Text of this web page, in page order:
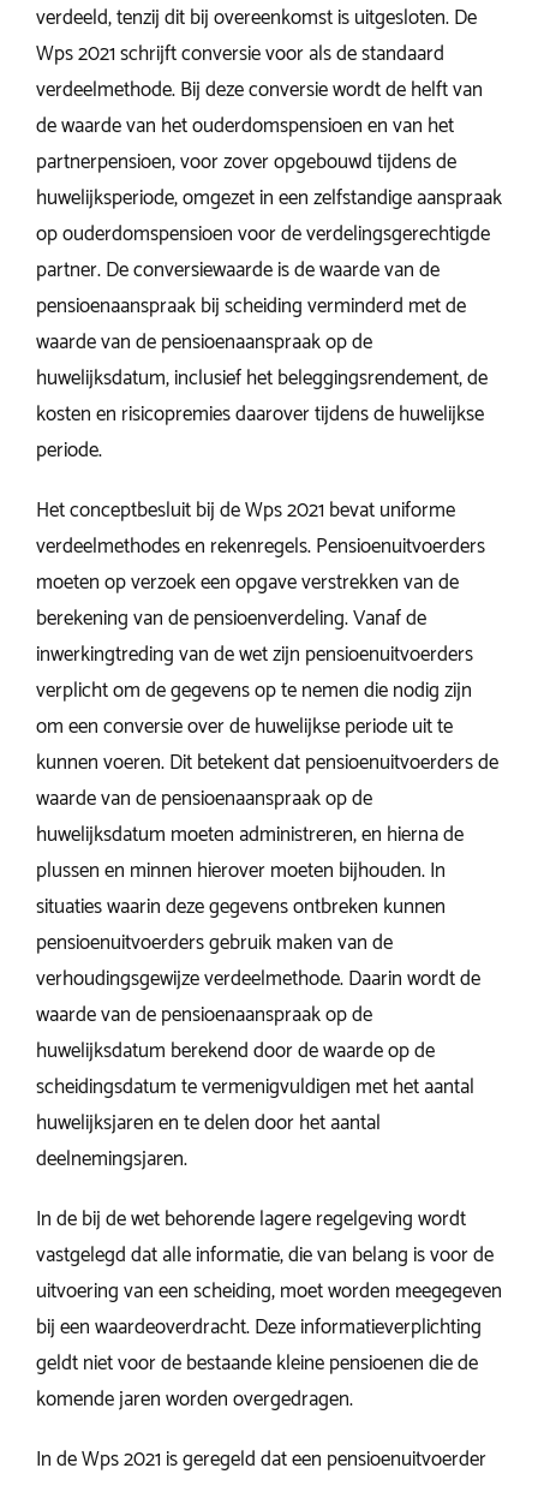
verdeeld, tenzij dit bij overeenkomst is uitgesloten. De
Wps 2021 schrijft conversie voor als de standaard
verdeelmethode. Bij deze conversie wordt de helft van
de waarde van het ouderdomspensioen en van het
partnerpensioen, voor zover opgebouwd tijdens de
huwelijksperiode, omgezet in een zelfstandige aanspraak
op ouderdomspensioen voor de verdelingsgerechtigde
partner. De conversiewaarde is de waarde van de
pensioenaanspraak bij scheiding verminderd met de
waarde van de pensioenaanspraak op de
huwelijksdatum, inclusief het beleggingsrendement, de
kosten en risicopremies daarover tijdens de huwelijkse
periode.
Het conceptbesluit bij de Wps 2021 bevat uniforme
verdeelmethodes en rekenregels. Pensioenuitvoerders
moeten op verzoek een opgave verstrekken van de
berekening van de pensioenverdeling. Vanaf de
inwerkingtreding van de wet zijn pensioenuitvoerders
verplicht om de gegevens op te nemen die nodig zijn
om een conversie over de huwelijkse periode uit te
kunnen voeren. Dit betekent dat pensioenuitvoerders de
waarde van de pensioenaanspraak op de
huwelijksdatum moeten administreren, en hierna de
plussen en minnen hierover moeten bijhouden. In
situaties waarin deze gegevens ontbreken kunnen
pensioenuitvoerders gebruik maken van de
verhoudingsgewijze verdeelmethode. Daarin wordt de
waarde van de pensioenaanspraak op de
huwelijksdatum berekend door de waarde op de
scheidingsdatum te vermenigvuldigen met het aantal
huwelijksjaren en te delen door het aantal
deelnemingsjaren.
In de bij de wet behorende lagere regelgeving wordt
vastgelegd dat alle informatie, die van belang is voor de
uitvoering van een scheiding, moet worden meegegeven
bij een waardeoverdracht. Deze informatieverplichting
geldt niet voor de bestaande kleine pensioenen die de
komende jaren worden overgedragen.
In de Wps 2021 is geregeld dat een pensioenuitvoerder